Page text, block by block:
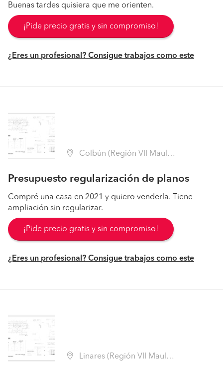
Buenas tardes quisiera que me orienten.
¡Pide precio gratis y sin compromiso!
¿Eres un profesional? Consigue trabajos como este
Colbún (Región VII Maule - Linares)
Presupuesto regularización de planos
Compré una casa en 2021 y quiero venderla. Tiene
ampliación sin regularizar.
¡Pide precio gratis y sin compromiso!
¿Eres un profesional? Consigue trabajos como este
Linares (Región VII Maule - Linares)